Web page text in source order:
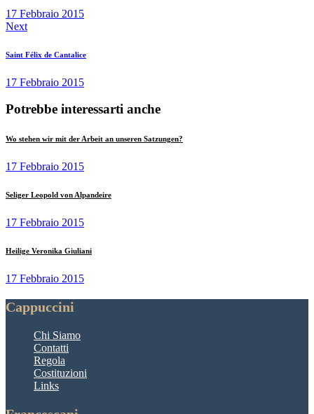
17 Febbraio 2015
Next
Saint Félix de Cantalice
17 Febbraio 2015
Potrebbe interessarti anche
Wo stehen wir mit der Arbeit an unseren Satzungen?
17 Febbraio 2015
Seliger Leopold von Alpandeire
17 Febbraio 2015
Heilige Veronika Giuliani
17 Febbraio 2015
Cappuccini
Chi Siamo
Contatti
Regola
Costituzioni
Links